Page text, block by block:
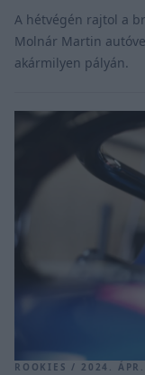
A hétvégén rajtol a
Molnár Martin
akármilyen pályán.
ROOKIES / 2024.